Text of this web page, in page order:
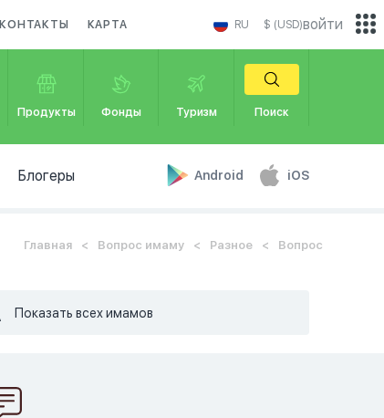
КОНТАКТЫ КАРТА RU $ (USD)
Продукты Фонды Туризм Поиск
Блогеры Android iOS
войти
Главная Вопрос имаму Разное Вопрос
Показать всех имамов